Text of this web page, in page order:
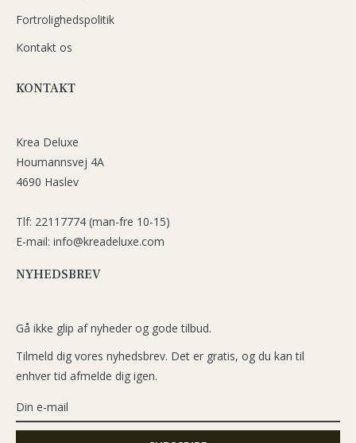
Fortrolighedspolitik
Kontakt os
KONTAKT
Krea Deluxe
Houmannsvej 4A
4690 Haslev
Tlf: 22117774 (man-fre 10-15)
E-mail: info@kreadeluxe.com
NYHEDSBREV
Gå ikke glip af nyheder og gode tilbud.
Tilmeld dig vores nyhedsbrev. Det er gratis, og du kan til
enhver tid afmelde dig igen.